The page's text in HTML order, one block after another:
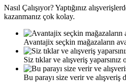
Nasıl Çalışıyor?Yaptığınız
kazanmanız çok kolay.
Avantajix seçkin mağazaların
Siz tıklar ve alışveriş yaparsınız
Bu parayı size verir ve alışveriş